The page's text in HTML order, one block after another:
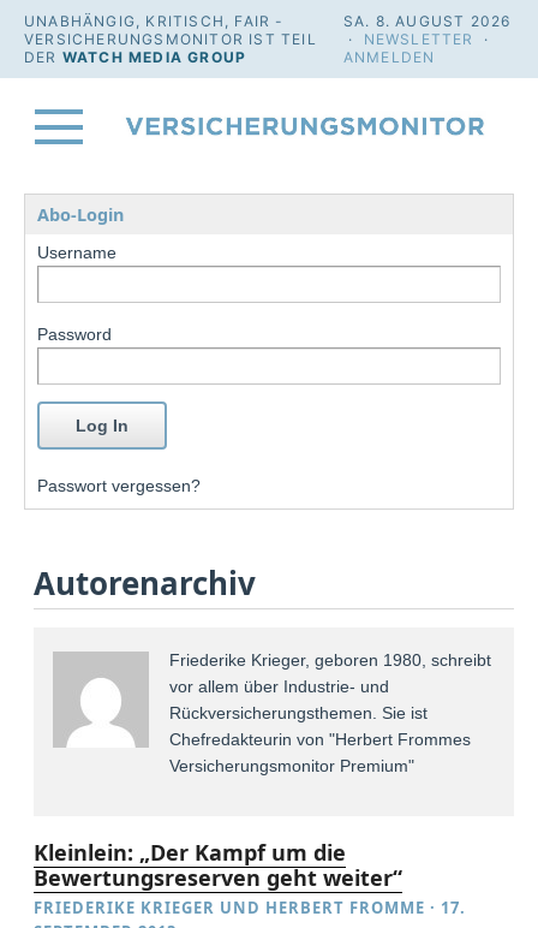
UNABHÄNGIG, KRITISCH, FAIR -
VERSICHERUNGSMONITOR IST TEIL
DER WATCH MEDIA GROUP
SA. 8. AUGUST 2026
· NEWSLETTER
·
ANMELDEN
Abo-Login
Username
Password
Passwort vergessen?
Autorenarchiv
Friederike Krieger, geboren 1980, schreibt
vor allem über Industrie- und
Rückversicherungsthemen. Sie ist
Chefredakteurin von "Herbert Frommes
Versicherungsmonitor Premium"
Kleinlein: „Der Kampf um die
Bewertungsreserven geht weiter“
FRIEDERIKE KRIEGER UND HERBERT FROMME · 17.